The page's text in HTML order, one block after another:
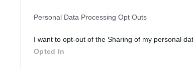
Personal Data Processing Opt Outs
I want to opt-out of the Sharing of my personal
Opted In